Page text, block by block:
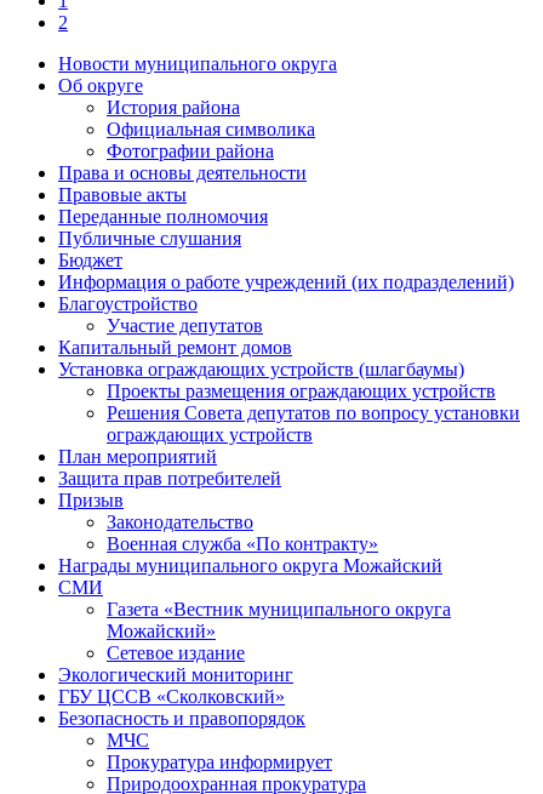
2
Новости муниципального округа
Об округе
История района
Официальная символика
Фотографии района
Права и основы деятельности
Правовые акты
Переданные полномочия
Публичные слушания
Бюджет
Информация о работе учреждений (их подразделений)
Благоустройство
Участие депутатов
Капитальный ремонт домов
Установка ограждающих устройств (шлагбаумы)
Проекты размещения ограждающих устройств
Решения Совета депутатов по вопросу установки
ограждающих устройств
План мероприятий
Защита прав потребителей
Призыв
Законодательство
Военная служба «По контракту»
Награды муниципального округа Можайский
СМИ
Газета «Вестник муниципального округа
Можайский»
Сетевое издание
Экологический мониторинг
ГБУ ЦССВ «Сколковский»
Безопасность и правопорядок
МЧС
Прокуратура информирует
Природоохранная прокуратура